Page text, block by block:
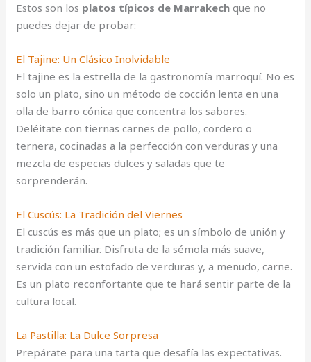
Estos son los platos típicos de Marrakech que no
puedes dejar de probar:
El Tajine: Un Clásico Inolvidable
El tajine es la estrella de la gastronomía marroquí. No es
solo un plato, sino un método de cocción lenta en una
olla de barro cónica que concentra los sabores.
Deléitate con tiernas carnes de pollo, cordero o
ternera, cocinadas a la perfección con verduras y una
mezcla de especias dulces y saladas que te
sorprenderán.
El Cuscús: La Tradición del Viernes
El cuscús es más que un plato; es un símbolo de unión y
tradición familiar. Disfruta de la sémola más suave,
servida con un estofado de verduras y, a menudo, carne.
Es un plato reconfortante que te hará sentir parte de la
cultura local.
La Pastilla: La Dulce Sorpresa
Prepárate para una tarta que desafía las expectativas.